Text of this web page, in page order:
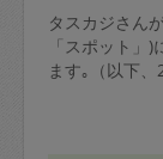
タスカジさん
「スポット」
ます｡（以下